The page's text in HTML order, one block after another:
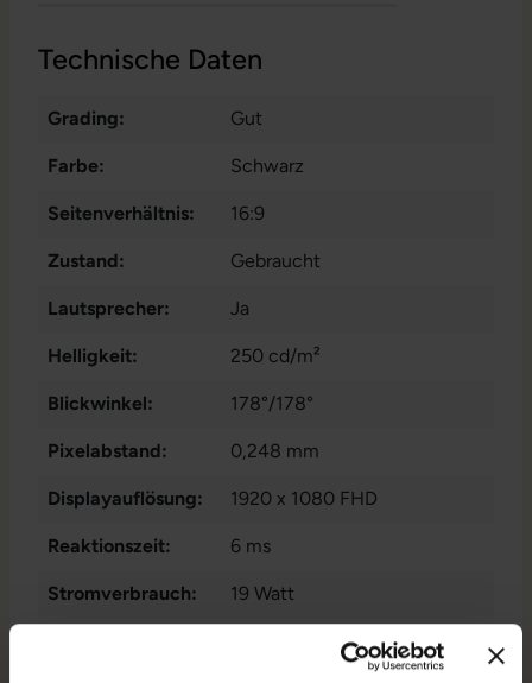
Technische Daten
Grading: Gut
Farbe: Schwarz
Seitenverhältnis: 16:9
Zustand: Gebraucht
Lautsprecher: Ja
Helligkeit: 250 cd/m²
Blickwinkel: 178°/178°
Pixelabstand: 0,248 mm
Displayauflösung: 1920 x 1080 FHD
Reaktionszeit: 6 ms
Stromverbrauch: 19 Watt